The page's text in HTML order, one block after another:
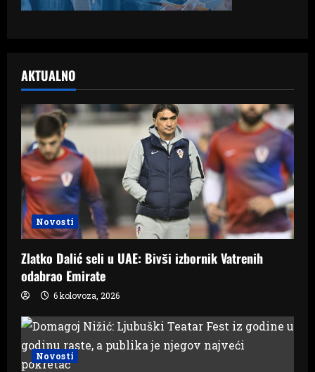
AKTUALNO
Novosti
Zlatko Dalić seli u UAE: Bivši izbornik Vatrenih
odabrao Emirate
6 kolovoza, 2026
Novosti